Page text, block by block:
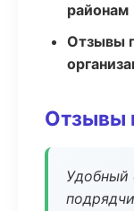
районам
Отзывы
Отзывы
Удобный